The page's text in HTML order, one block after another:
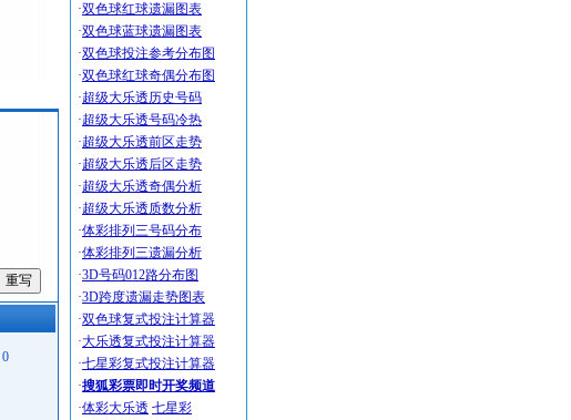
0
·双色球红球遗漏图表
·双色球蓝球遗漏图表
·双色球投注参考分布图
·双色球红球奇偶分布图
·超级大乐透历史号码
·超级大乐透号码冷热
·超级大乐透前区走势
·超级大乐透后区走势
·超级大乐透奇偶分析
·超级大乐透质数分析
·体彩排列三号码分布
·体彩排列三遗漏分析
·3D号码012路分布图
·3D跨度遗漏走势图表
·双色球复式投注计算器
·大乐透复式投注计算器
·七星彩复式投注计算器
·搜狐彩票即时开奖频道
·体彩大乐透 七星彩